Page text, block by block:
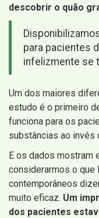
descobrir o quão
para pacientes
infelizmente se
Um dos maiores
estudo é o primeiro
funciona para os
substâncias ao invés
E os dados mostram
considerarmos o
contemporâneos
muito eficaz. Um
dos pacientes